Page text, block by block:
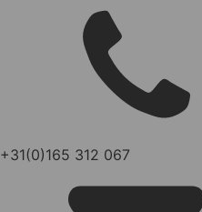
+31(0)165 312 067